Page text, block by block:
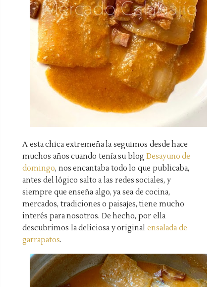
A esta chica extremeña la seguimos desde hace
muchos años cuando tenía su blog Desayuno de
domingo, nos encantaba todo lo que publicaba,
antes del lógico salto a las redes sociales, y
siempre que enseña algo, ya sea de cocina,
mercados, tradiciones o paisajes, tiene mucho
interés para nosotros. De hecho, por ella
descubrimos la deliciosa y originalensalada de
garrapatos.